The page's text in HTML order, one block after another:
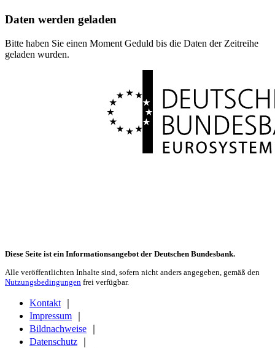
Daten werden geladen
Bitte haben Sie einen Moment Geduld bis die Daten der Zeitreihe
geladen wurden.
Diese Seite ist ein Informationsangebot der Deutschen Bundesbank.
Alle veröffentlichten Inhalte sind, sofern nicht anders angegeben, gemäß den
Nutzungsbedingungen frei verfügbar.
Kontakt
Impressum
Bildnachweise
Datenschutz